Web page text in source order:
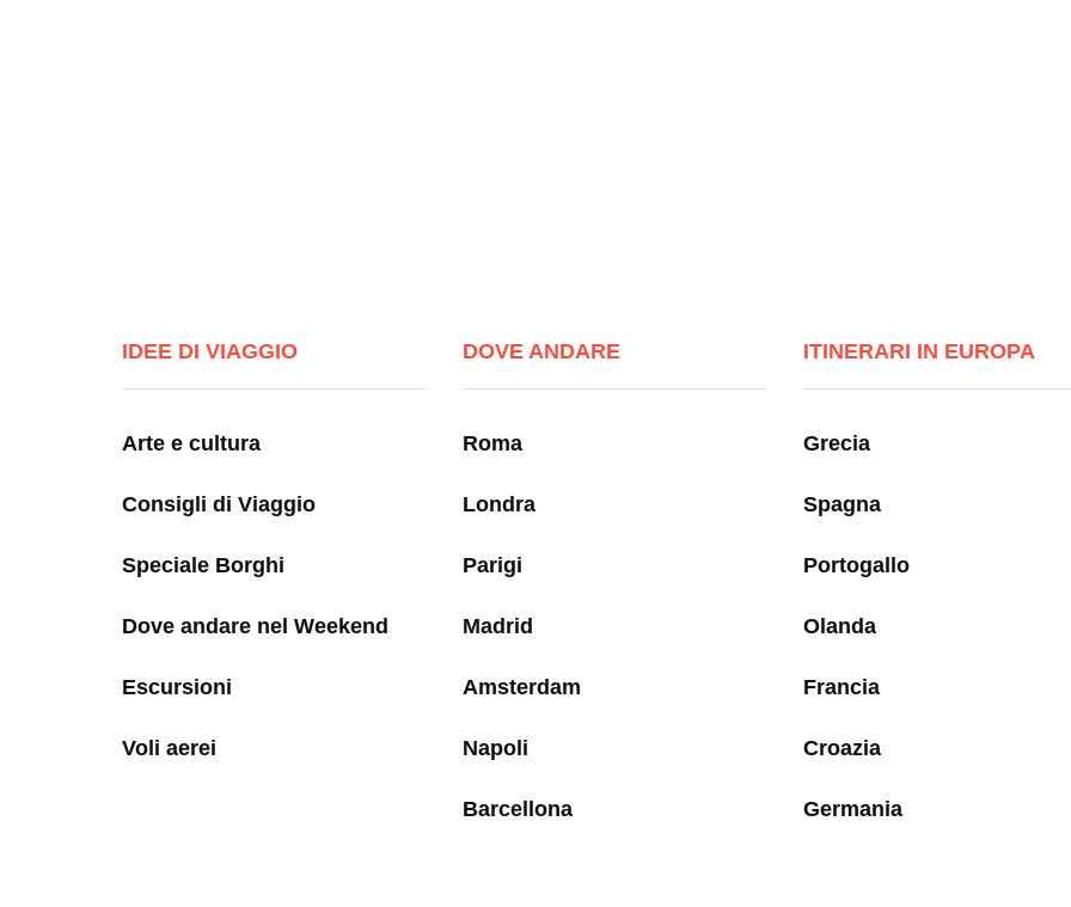
IDEE DI VIAGGIO
Arte e cultura
Consigli di Viaggio
Speciale Borghi
Dove andare nel Weekend
Escursioni
Voli aerei
DOVE ANDARE
Roma
Londra
Parigi
Madrid
Amsterdam
Napoli
Barcellona
ITINERARI IN EUROPA
Grecia
Spagna
Portogallo
Olanda
Francia
Croazia
Germania